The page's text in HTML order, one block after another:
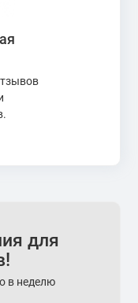
для
в неделю